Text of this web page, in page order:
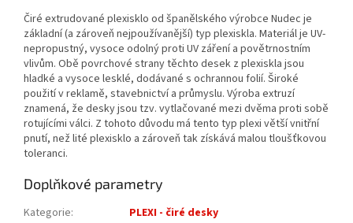
Čiré extrudované plexisklo od španělského výrobce Nudec je
základní (a zároveň nejpoužívanější) typ plexiskla. Materiál je UV-
nepropustný, vysoce odolný proti UV záření a povětrnostním
vlivům. Obě povrchové strany těchto desek z plexiskla jsou
hladké a vysoce lesklé, dodávané s ochrannou folií. Široké
použití v reklamě, stavebnictví a průmyslu. Výroba extruzí
znamená, že desky jsou tzv. vytlačované mezi dvěma proti sobě
rotujícími válci. Z tohoto důvodu má tento typ plexi větší vnitřní
pnutí, než lité plexisklo a zároveň tak získává malou tloušťkovou
toleranci.
Doplňkové parametry
Kategorie:
PLEXI - čiré desky